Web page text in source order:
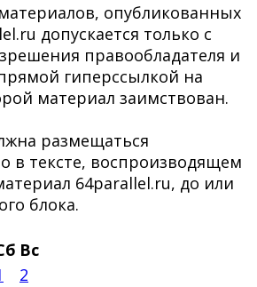
опубликованных
допускается только с
правообладателя и
гиперссылкой на
материал заимствован.
размещаться
в тексте, воспроизводящем
64parallel.ru, до или
блока.
Вс
2